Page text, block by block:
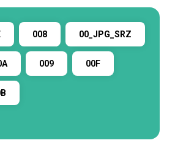
008 00_JPG_SRZ
009 00F